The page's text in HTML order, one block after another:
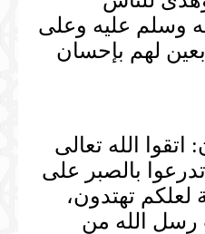
وسلم عليه وعلى
لهم بإحسان
اتقوا الله تعالى
بالصبر على
لعلكم تهتدون،
رسل الله من